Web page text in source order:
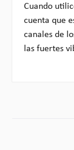
Cuando
cuenta que
canales de
las fuertes